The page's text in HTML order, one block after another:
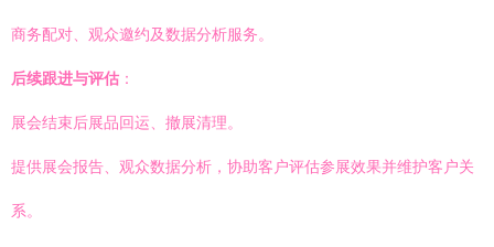
商务配对、观众邀约及数据分析服务。
后续跟进与评估 ：
展会结束后展品回运、撤展清理。
提供展会报告、观众数据分析，协助客户评估参展效果并维护客户关
系。